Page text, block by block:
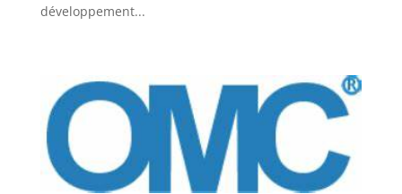
développement...